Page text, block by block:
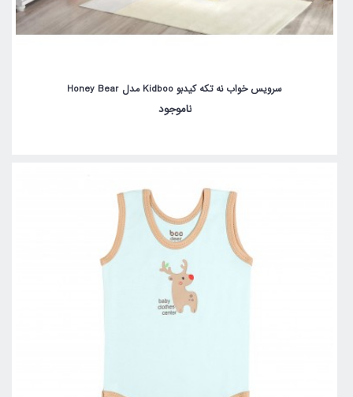
سرویس خواب نه تکه کیدبو Kidboo مدل Honey Bear
ناموجود